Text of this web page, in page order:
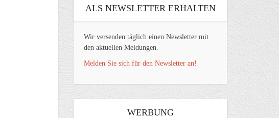
ALS NEWSLETTER ERHALTEN
Wir versenden täglich einen Newsletter mit
den aktuellen Meldungen.
Melden Sie sich für den Newsletter an!
WERBUNG